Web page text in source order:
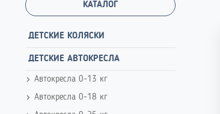
КАТАЛОГ
ДЕТСКИЕ КОЛЯСКИ
ДЕТСКИЕ АВТОКРЕСЛА
Автокресла 0-13 кг
Автокресла 0-18 кг